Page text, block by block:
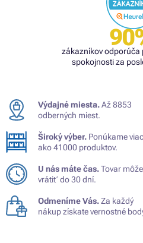
zákazníkov odporúča
spokojnosti za
Výdajné miesta.Až 8853
odberných miest.
Široký výber. Ponúkame viac
ako 41000 produktov.
U nás máte čas.Tovar
vrátiť do 30 dní.
Odmeníme Vás.Za každý
nákup získate vernostné